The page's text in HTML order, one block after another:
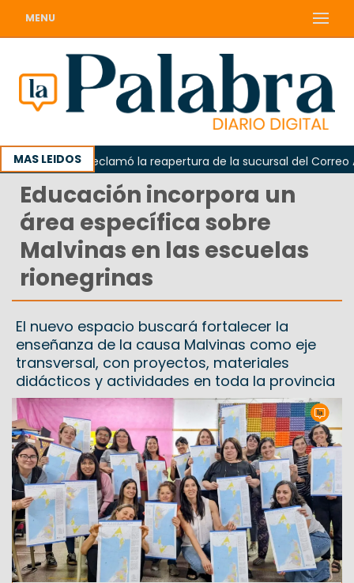
MENU
MAS LEIDOS
Odarda reclamó la reapertura de la sucursal del Correo
Educación incorpora un
área específica sobre
Malvinas en las escuelas
rionegrinas
El nuevo espacio buscará fortalecer la
enseñanza de la causa Malvinas como eje
transversal, con proyectos, materiales
didácticos y actividades en toda la provincia